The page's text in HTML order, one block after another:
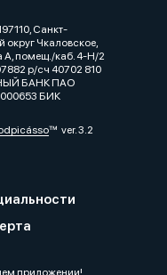
Санкт-
округ Чкаловское,
А, помещ./каб. 4-Н/2
р/сч 40702 810
БАНК ПАО
БИК
ver. 3.2
приложении!